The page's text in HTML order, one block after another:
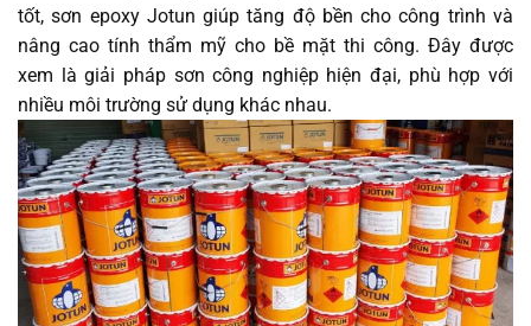
tốt, sơn epoxy Jotun giúp tăng độ bền cho công trình và
nâng cao tính thẩm mỹ cho bề mặt thi công. Đây được
xem là giải pháp sơn công nghiệp hiện đại, phù hợp với
nhiều môi trường sử dụng khác nhau.